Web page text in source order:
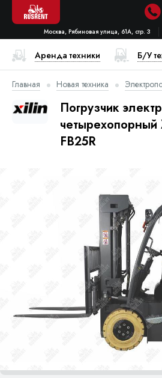
Москва, Рябиновая улица, 61А, стр. 3
Аренда техники Б/У
Главная Новая техника
Погрузчик
FB25R